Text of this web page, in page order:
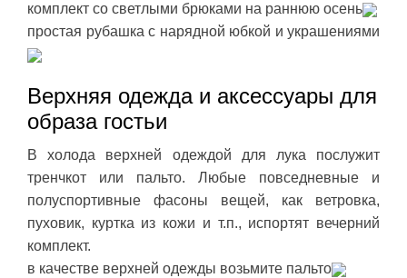
комплект со светлыми брюками на раннюю осень
простая рубашка с нарядной юбкой и украшениями
Верхняя одежда и аксессуары для
образа гостьи
В холода верхней одеждой для лука послужит
тренчкот или пальто. Любые повседневные и
полуспортивные фасоны вещей, как ветровка,
пуховик, куртка из кожи и т.п., испортят вечерний
комплект.
в качестве верхней одежды возьмите пальто